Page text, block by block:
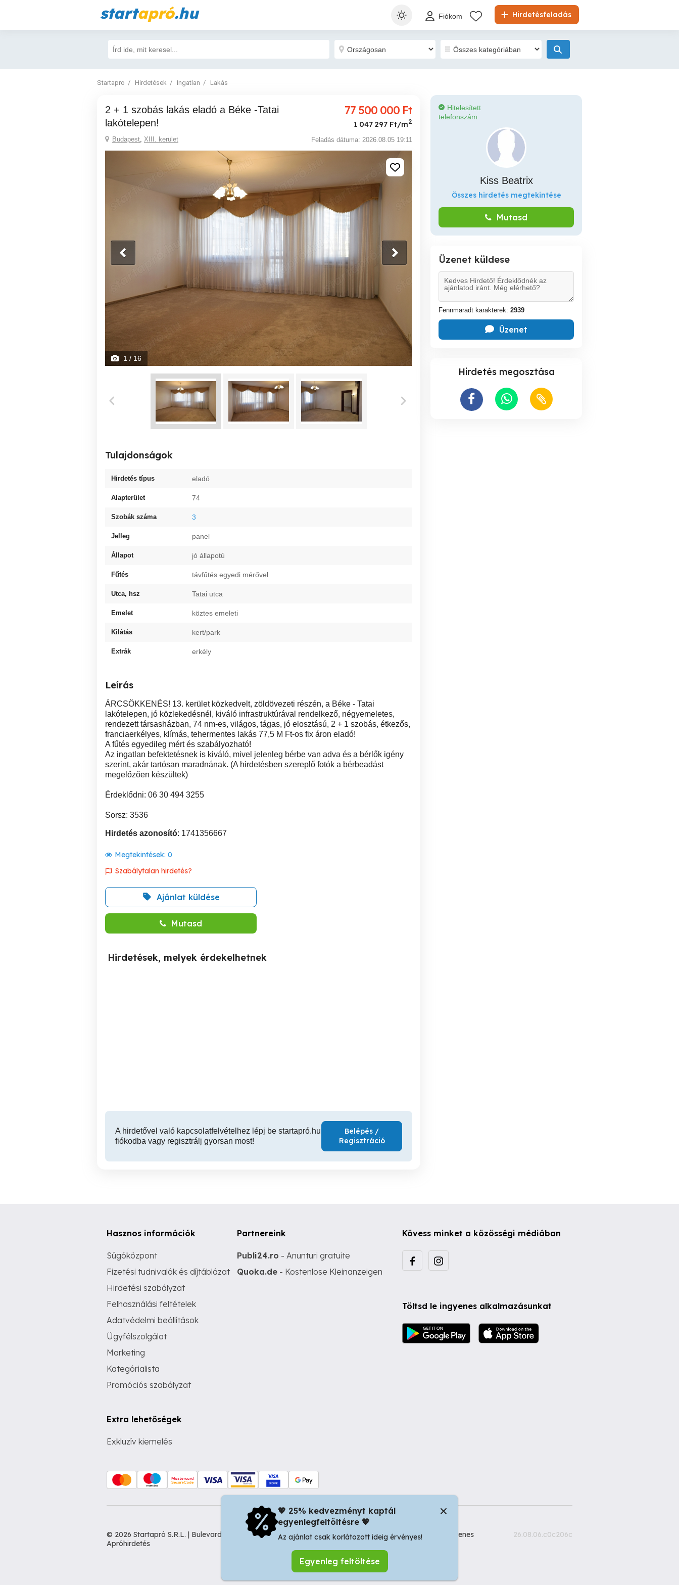
startapró.hu Hirdetésfeladás
Fiókom
Startapro Hirdetések Ingatlan Lakás
2 + 1 szobás lakás eladó a Béke -Tatai
lakótelepen!
77 500 000 Ft
1 047 297 Ft/m2
Budapest, XIII. kerület Feladás dátuma: 2026.08.05 19:11
1 / 16
Tulajdonságok
Hirdetés típus eladó
Alapterület 74
Szobák száma 3
Jelleg panel
Állapot jó állapotú
Fűtés távfűtés egyedi mérővel
Utca, hsz Tatai utca
Emelet köztes emeleti
Kilátás kert/park
Extrák erkély
Leírás
ÁRCSÖKKENÉS! 13. kerület közkedvelt, zöldövezeti részén, a Béke - Tatai
lakótelepen, jó közlekedésnél, kiváló infrastruktúrával rendelkező, négyemeletes,
rendezett társasházban, 74 nm-es, világos, tágas, jó elosztású, 2 + 1 szobás, étkezős,
franciaerkélyes, klímás, tehermentes lakás 77,5 M Ft-os fix áron eladó!
A fűtés egyedileg mért és szabályozható!
Az ingatlan befektetésnek is kiváló, mivel jelenleg bérbe van adva és a bérlők igény
szerint, akár tartósan maradnának. (A hirdetésben szereplő fotók a bérbeadást
megelőzően készültek)
Érdeklődni: 06 30 494 3255
Sorsz: 3536
Hirdetés azonosító: 1741356667
Megtekintések: 0
Szabálytalan hirdetés?
Ajánlat küldése
Mutasd
Hirdetések, melyek érdekelhetnek
A hirdetővel való kapcsolatfelvételhez lépj be startapró.hu
fiókodba vagy regisztrálj gyorsan most!
Belépés /
Regisztráció
Hitelesített
telefonszám
Kiss Beatrix
Összes hirdetés megtekintése
Mutasd
Üzenet küldese
Fennmaradt karakterek: 2939
Üzenet
Hirdetés megosztása
Hasznos információk
Súgóközpont
Fizetési tudnivalók és díjtáblázat
Hirdetési szabályzat
Felhasználási feltételek
Adatvédelmi beállítások
Ügyfélszolgálat
Marketing
Kategórialista
Promóciós szabályzat
Extra lehetőségek
Exkluzív kiemelés
Partnereink
Publi24.ro - Anunturi gratuite
Quoka.de - Kostenlose Kleinanzeigen
Kövess minket a közösségi médiában
Töltsd le ingyenes alkalmazásunkat
© 2026 Startapró S.R.L. | Bulevardul Dacia nr 34, Oradea 410346, Romania | Tax ID: RO44483373 -
Ingyenes
Apróhirdetés
26.08.06.c0c206c
💖 25% kedvezményt kaptál
egyenlegfeltöltésre 💖
Az ajánlat csak korlátozott ideig érvényes!
Egyenleg feltöltése